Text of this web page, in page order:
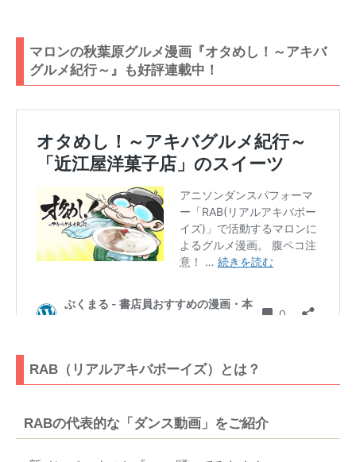
マロンの秋葉原グルメ漫画『オタめし！～アキバ
グルメ紀行～』も好評連載中！
RAB（リアルアキバボーイズ）とは？
RABの代表的な「ダンス動画」をご紹介